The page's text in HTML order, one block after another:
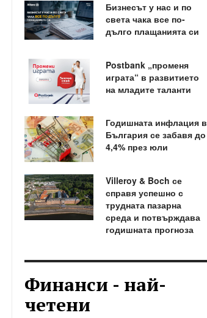
Бизнесът у нас и по
света чака все по-
дълго плащанията си
Postbank „променя
играта“ в развитието
на младите таланти
Годишната инфлация в
България се забавя до
4,4% през юли
Villeroy & Boch се
справя успешно с
трудната пазарна
среда и потвърждава
годишната прогноза
Финанси - най-
четени